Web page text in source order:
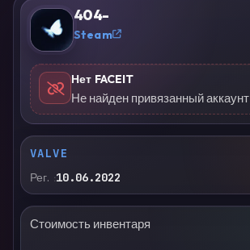
? 404-
Steam
Нет FACEIT
Не найден привязанный аккаунт
VALVE
Рег. 10.06.2022
Стоимость инвентаря